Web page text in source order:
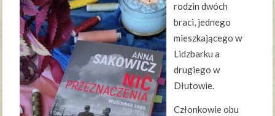
rodzin dwóch
braci, jednego
mieszkającego w
Lidzbarku a
drugiego w
Dłutowie.
Członkowie obu